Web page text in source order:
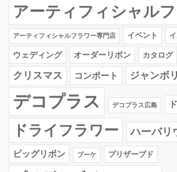
アーティフィシャル
アーティフィシャルフラワー専門店 イベント
ウェディング オーダーリボン カタログ
クリスマス コンポート ジャンボ
デコプラス デコプラス広島
ドライフラワー ハーバリ
ビッグリボン ブーケ プリザーブド